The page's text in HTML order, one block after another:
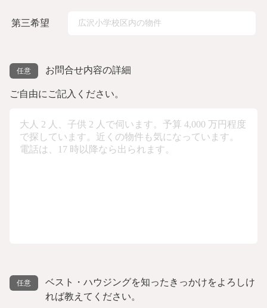
第三希望
お問合せ内容の詳細
ご自由にご記入ください。
ベスト・ハウジングを知ったきっかけをよろしけ
れば教えてください。